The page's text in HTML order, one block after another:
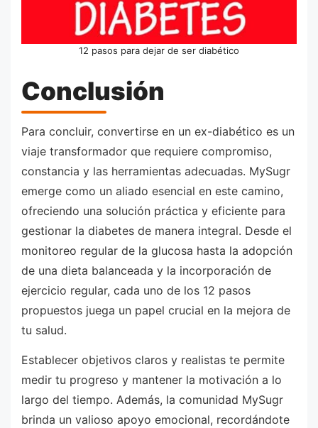
12 pasos para dejar de ser diabético
Conclusión
Para concluir, convertirse en un ex-diabético es un
viaje transformador que requiere compromiso,
constancia y las herramientas adecuadas. MySugr
emerge como un aliado esencial en este camino,
ofreciendo una solución práctica y eficiente para
gestionar la diabetes de manera integral. Desde el
monitoreo regular de la glucosa hasta la adopción
de una dieta balanceada y la incorporación de
ejercicio regular, cada uno de los 12 pasos
propuestos juega un papel crucial en la mejora de
tu salud.
Establecer objetivos claros y realistas te permite
medir tu progreso y mantener la motivación a lo
largo del tiempo. Además, la comunidad MySugr
brinda un valioso apoyo emocional, recordándote